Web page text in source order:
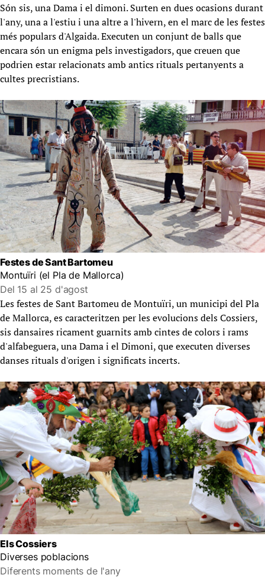
Són sis, una Dama i el dimoni. Surten en dues ocasions durant
l'any, una a l'estiu i una altre a l'hivern, en el marc de les festes
més populars d'Algaida. Executen un conjunt de balls que
encara són un enigma pels investigadors, que creuen que
podrien estar relacionats amb antics rituals pertanyents a
cultes precristians.
Festes de Sant Bartomeu
Montuïri (el Pla de Mallorca)
Del 15 al 25 d'agost
Les festes de Sant Bartomeu de Montuïri, un municipi del Pla
de Mallorca, es caracteritzen per les evolucions dels Cossiers,
sis dansaires ricament guarnits amb cintes de colors i rams
d'alfabeguera, una Dama i el Dimoni, que executen diverses
danses rituals d'origen i significats incerts.
Els Cossiers
Diverses poblacions
Diferents moments de l'any